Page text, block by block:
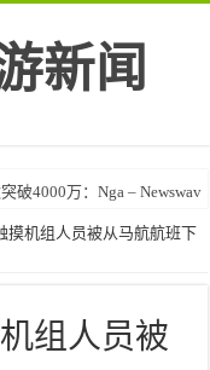
新闻
破4000万：Nga – Newswav
摸机组人员被从马航航班下
组人员被